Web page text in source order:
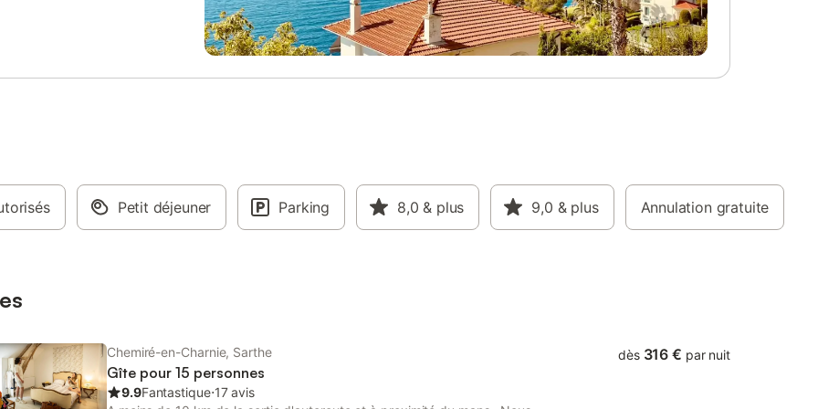
directement par nos
et en Sarthe. Nos 10
accueillir de 15 à 118
Tarifs variables en fonction de
demi-pension ou pension complète.
Service Restauration et animations sur
place, proposés directement par nos
soins. Salle de réception : 118 personnes
assises. Hébergement : 99 couchages.
personnes. Tarifs variables en fonction de
la saison Location du Domaine des
Faucheries en midweek de 1 à 5 nuitées :
Petit déjeuner Parking 8,0 & plus 9,0 & plus Annulation gratuite
Chemiré-en-Charnie, Sarthe
Gîte pour 15 personnes
9.9Fantastique⋅17 avis
dès 316 € par nuit